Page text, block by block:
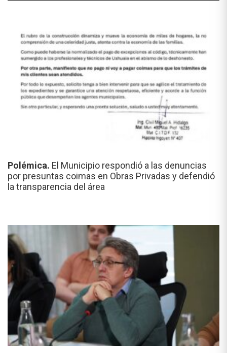
Polémica. El Municipio respondió a las denuncias
por presuntas coimas en Obras Privadas y defendió
la transparencia del área